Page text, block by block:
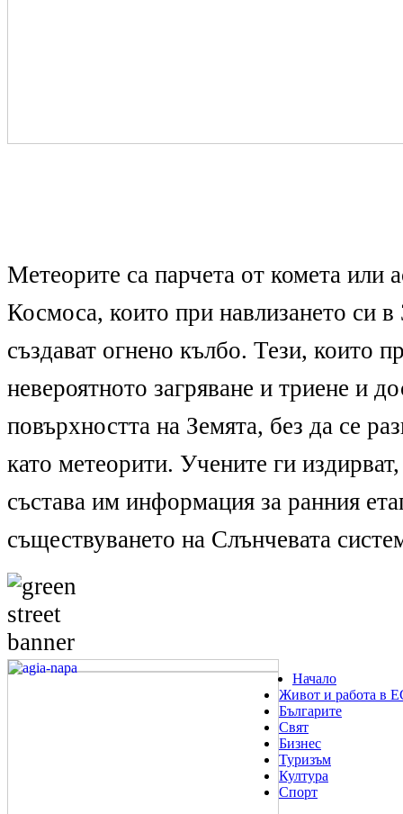
Метеорите са парчета от комета или
Космоса, които при навлизането си
създават огнено кълбо. Тези, които
невероятното загряване и триене и
повърхността на Земята, без да се
като метеорити. Учените ги
състава им информация за ранния
съществуването на Слънчевата
Начало
Живот и работа в
Българите
Свят
Бизнес
Туризъм
Култура
Спорт